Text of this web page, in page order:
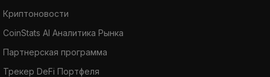
Криптоновости
CoinStats AI Аналитика Рынка
Партнерская программа
Трекер DeFi Портфеля